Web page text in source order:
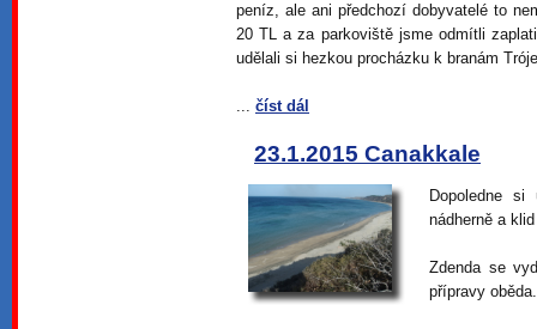
peníz, ale ani předchozí dobyvatelé to
20 TL a za parkoviště jsme odmítli
udělali si hezkou procházku k branám
... číst dál
23.1.2015 Canakkale
Dopoledne
nádherně a
Zdenda se
přípravy oběda.